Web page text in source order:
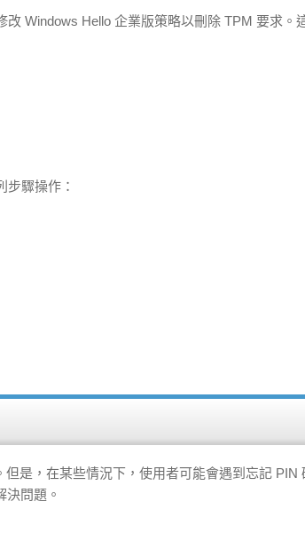
Windows Hello 企業版策略以刪除 TPM 要求。
驟操作：
是，在某些情況下，使用者可能會遇到忘記 PIN
問題。